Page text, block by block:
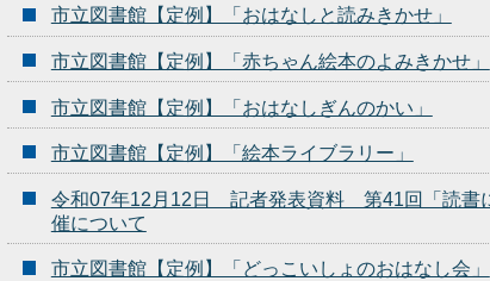
市立図書館【定例】「おはなしと読みきかせ」
市立図書館【定例】「赤ちゃん絵本のよみきかせ」
市立図書館【定例】「おはなしぎんのかい」
市立図書館【定例】「絵本ライブラリー」
令和07年12月12日 記者発表資料 第41回「読書
催について
市立図書館【定例】「どっこいしょのおはなし会」